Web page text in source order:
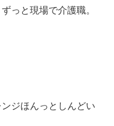
っと現場で介護職。
ジほんっとしんどい